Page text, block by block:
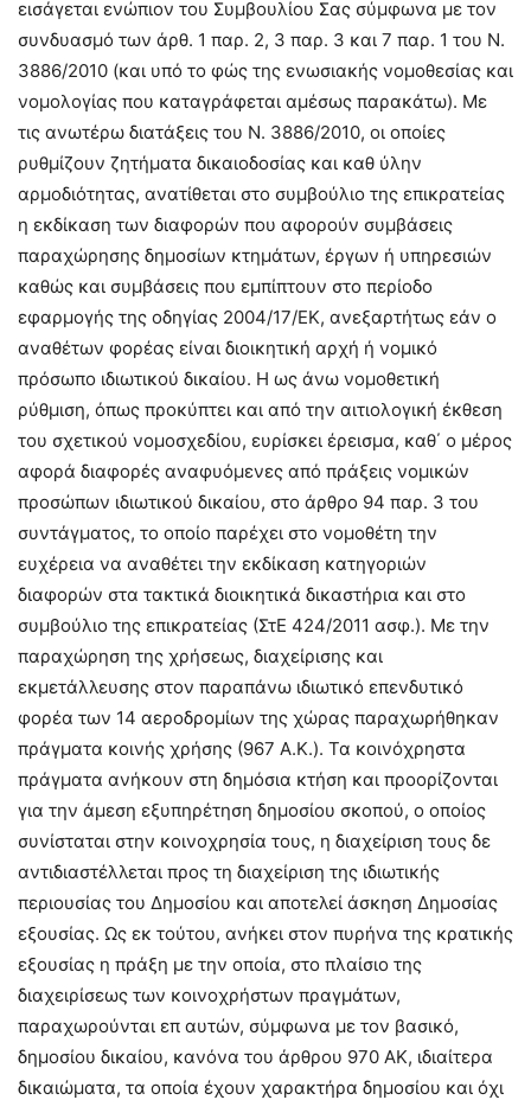
εισάγεται ενώπιον του Συμβουλίου Σας σύμφωνα με τον
συνδυασμό των άρθ. 1 παρ. 2, 3 παρ. 3 και 7 παρ. 1 του Ν.
3886/2010 (και υπό το φώς της ενωσιακής νομοθεσίας και
νομολογίας που καταγράφεται αμέσως παρακάτω). Με
τις ανωτέρω διατάξεις του Ν. 3886/2010, οι οποίες
ρυθμίζουν ζητήματα δικαιοδοσίας και καθ ύλην
αρμοδιότητας, ανατίθεται στο συμβούλιο της επικρατείας
η εκδίκαση των διαφορών που αφορούν συμβάσεις
παραχώρησης δημοσίων κτημάτων, έργων ή υπηρεσιών
καθώς και συμβάσεις που εμπίπτουν στο περίοδο
εφαρμογής της οδηγίας 2004/17/ΕΚ, ανεξαρτήτως εάν ο
αναθέτων φορέας είναι διοικητική αρχή ή νομικό
πρόσωπο ιδιωτικού δικαίου. Η ως άνω νομοθετική
ρύθμιση, όπως προκύπτει και από την αιτιολογική έκθεση
του σχετικού νομοσχεδίου, ευρίσκει έρεισμα, καθ΄ ο μέρος
αφορά διαφορές αναφυόμενες από πράξεις νομικών
προσώπων ιδιωτικού δικαίου, στο άρθρο 94 παρ. 3 του
συντάγματος, το οποίο παρέχει στο νομοθέτη την
ευχέρεια να αναθέτει την εκδίκαση κατηγοριών
διαφορών στα τακτικά διοικητικά δικαστήρια και στο
συμβούλιο της επικρατείας (ΣτΕ 424/2011 ασφ.). Με την
παραχώρηση της χρήσεως, διαχείρισης και
εκμετάλλευσης στον παραπάνω ιδιωτικό επενδυτικό
φορέα των 14 αεροδρομίων της χώρας παραχωρήθηκαν
πράγματα κοινής χρήσης (967 Α.Κ.). Τα κοινόχρηστα
πράγματα ανήκουν στη δημόσια κτήση και προορίζονται
για την άμεση εξυπηρέτηση δημοσίου σκοπού, ο οποίος
συνίσταται στην κοινοχρησία τους, η διαχείριση τους δε
αντιδιαστέλλεται προς τη διαχείριση της ιδιωτικής
περιουσίας του Δημοσίου και αποτελεί άσκηση Δημοσίας
εξουσίας. Ως εκ τούτου, ανήκει στον πυρήνα της κρατικής
εξουσίας η πράξη με την οποία, στο πλαίσιο της
διαχειρίσεως των κοινοχρήστων πραγμάτων,
παραχωρούνται επ αυτών, σύμφωνα με τον βασικό,
δημοσίου δικαίου, κανόνα του άρθρου 970 ΑΚ, ιδιαίτερα
δικαιώματα, τα οποία έχουν χαρακτήρα δημοσίου και όχι